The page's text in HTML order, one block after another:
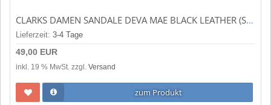
CLARKS DAMEN SANDALE DEVA MAE BLACK LEATHER (SCHWARZ) 261400074
Lieferzeit: 3-4 Tage
49,00 EUR
inkl. 19 % MwSt. zzgl. Versand
zum Produkt